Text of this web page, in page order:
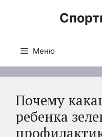
Меню
Почему
ребенка